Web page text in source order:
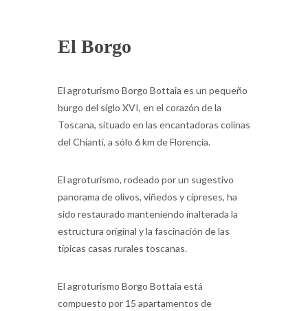
El Borgo
El agroturismo Borgo Bottaia es un pequeño
burgo del siglo XVI, en el corazón de la
Toscana, situado en las encantadoras colinas
del Chianti, a sólo 6 km de Florencia.
El agroturismo, rodeado por un sugestivo
panorama de olivos, viñedos y cipreses, ha
sido restaurado manteniendo inalterada la
estructura original y la fascinación de las
típicas casas rurales toscanas.
El agroturismo Borgo Bottaia está
compuesto por 15 apartamentos de